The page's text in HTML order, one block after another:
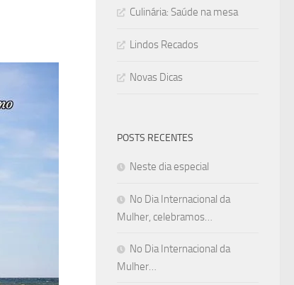
Culinária: Saúde na mesa
Lindos Recados
Novas Dicas
POSTS RECENTES
Neste dia especial
No Dia Internacional da
Mulher, celebramos…
No Dia Internacional da
Mulher…